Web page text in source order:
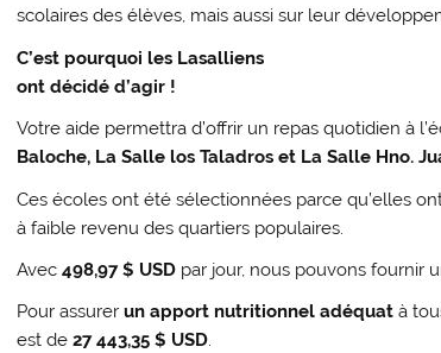
scolaires des élèves, mais aussi sur leur
C’est pourquoi les Lasalliens
ont décidé d’agir !
Votre aide permettra d’offrir un repas quotidien à
Baloche, La Salle los Taladros et La Salle Hno.
Ces écoles ont été sélectionnées parce qu’elles
à faible revenu des quartiers populaires.
Avec498,97 $ USD par jour, nous pouvons fournir
Pour assurerun apport nutritionnel adéquat à
est de27 443,35 $ USD.